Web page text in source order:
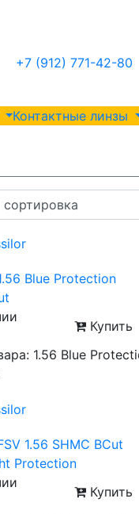
+7 (912) 771-42-80
Контактные линзы
Blue Protection
Купить
1.56 Blue
1.56 SHMC BCut
Protection
Купить